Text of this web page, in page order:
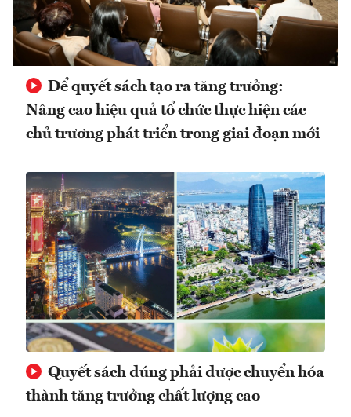
Để quyết sách tạo ra tăng trưởng:
Nâng cao hiệu quả tổ chức thực hiện các
chủ trương phát triển trong giai đoạn mới
Quyết sách đúng phải được chuyển hóa
thành tăng trưởng chất lượng cao